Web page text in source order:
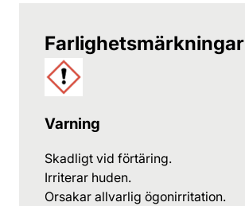
Farlighetsmärkningar
Varning
Skadligt vid förtäring.
Irriterar huden.
Orsakar allvarlig ögonirritation.